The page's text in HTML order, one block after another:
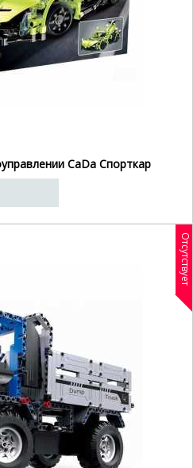
CaDa Спорткар
Отсутствует